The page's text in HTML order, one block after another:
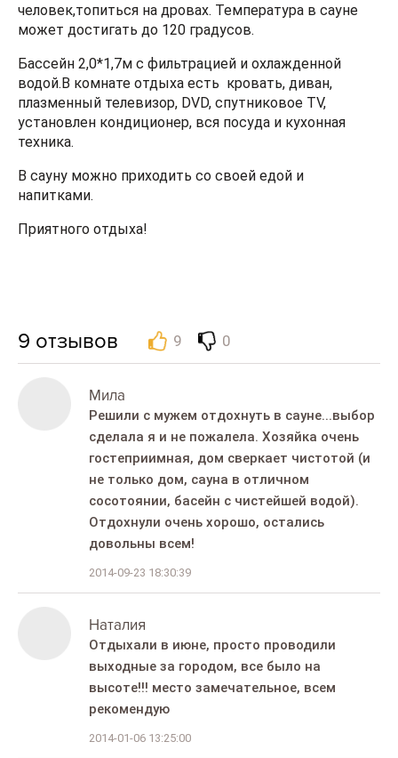
человек,топиться на дровах. Температура в сауне
может достигать до 120 градусов.
Бассейн 2,0*1,7м с фильтрацией и охлажденной
водой.В комнате отдыха есть кровать, диван,
плазменный телевизор, DVD, спутниковое TV,
установлен кондиционер, вся посуда и кухонная
техника.
В сауну можно приходить со своей едой и
напитками.
Приятного отдыха!
9 отзывов 9 0
Mила
Решили с мужем отдохнуть в сауне...выбор
сделала я и не пожалела. Хозяйка очень
гостеприимная, дом сверкает чистотой (и
не только дом, сауна в отличном
сосотоянии, басейн с чистейшей водой).
Отдохнули очень хорошо, остались
довольны всем!
2014-09-23 18:30:39
Наталия
Отдыхали в июне, просто проводили
выходные за городом, все было на
высоте!!! место замечательное, всем
рекомендую
2014-01-06 13:25:00